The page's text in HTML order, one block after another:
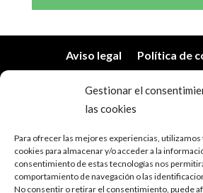
Gestionar el
las cookies
Para ofrecer las mejores experiencias, utilizamos
cookies para almacenar y/o acceder a la
consentimiento de estas tecnologías nos
comportamiento de navegación o las
No consentir o retirar el consentimiento, puede
Aviso legal
Política de
Política de
Todos los derechos
Sánchez.